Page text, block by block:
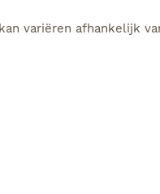
variëren afhankelijk